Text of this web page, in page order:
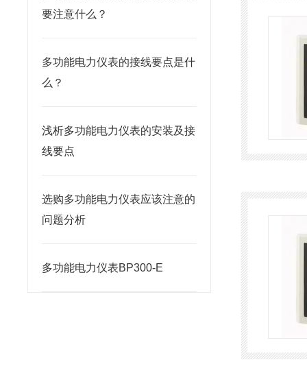
要注意什么？
多功能电力仪表的接线要点是什
么？
浅析多功能电力仪表的安装及接
线要点
选购多功能电力仪表应该注意的
问题分析
多功能电力仪表BP300-E